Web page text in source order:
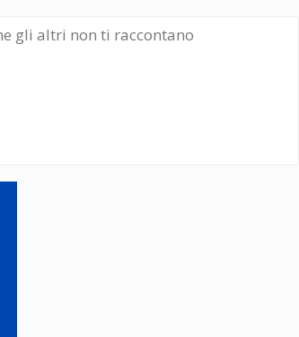
gli altri non ti raccontano